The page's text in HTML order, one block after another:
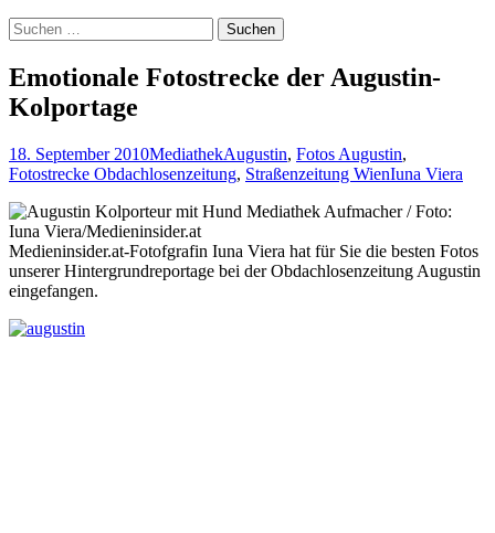
Suchen
nach:
Emotionale Fotostrecke der Augustin-
Kolportage
18. September 2010MediathekAugustin, Fotos Augustin,
Fotostrecke Obdachlosenzeitung, Straßenzeitung WienIuna Viera
Medieninsider.at-Fotofgrafin Iuna Viera hat für Sie die besten Fotos
unserer Hintergrundreportage bei der Obdachlosenzeitung Augustin
eingefangen.